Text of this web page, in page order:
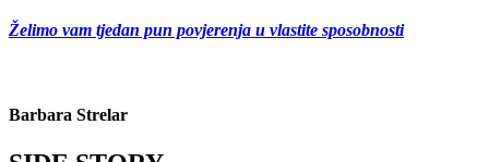
Želimo vam tjedan pun povjerenja u vlastite sposobnosti
Barbara Strelar